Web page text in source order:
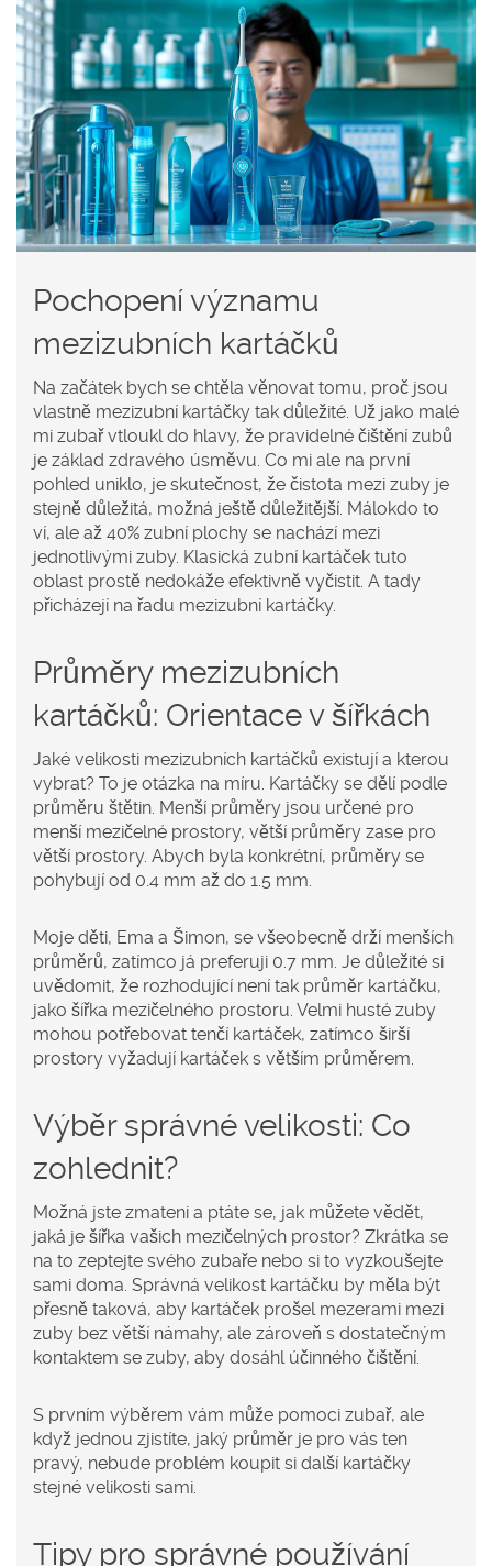
Pochopení významu
mezizubních kartáčků
Na začátek bych se chtěla věnovat tomu, proč jsou
vlastně mezizubní kartáčky tak důležité. Už jako malé
mi zubař vtloukl do hlavy, že pravidelné čištění zubů
je základ zdravého úsměvu. Co mi ale na první
pohled uniklo, je skutečnost, že čistota mezi zuby je
stejně důležitá, možná ještě důležitější. Málokdo to
ví, ale až 40% zubní plochy se nachází mezi
jednotlivými zuby. Klasická zubní kartáček tuto
oblast prostě nedokáže efektivně vyčistit. A tady
přicházejí na řadu mezizubní kartáčky.
Průměry mezizubních
kartáčků: Orientace v šířkách
Jaké velikosti mezizubních kartáčků existují a kterou
vybrat? To je otázka na míru. Kartáčky se dělí podle
průměru štětin. Menší průměry jsou určené pro
menší mezičelné prostory, větší průměry zase pro
větší prostory. Abych byla konkrétní, průměry se
pohybují od 0.4 mm až do 1.5 mm.
Moje děti, Ema a Šimon, se všeobecně drží menších
průměrů, zatímco já preferuji 0.7 mm. Je důležité si
uvědomit, že rozhodující není tak průměr kartáčku,
jako šířka mezičelného prostoru. Velmi husté zuby
mohou potřebovat tenčí kartáček, zatímco širší
prostory vyžadují kartáček s větším průměrem.
Výběr správné velikosti: Co
zohlednit?
Možná jste zmateni a ptáte se, jak můžete vědět,
jaká je šířka vašich mezičelných prostor? Zkrátka se
na to zeptejte svého zubaře nebo si to vyzkoušejte
sami doma. Správná velikost kartáčku by měla být
přesně taková, aby kartáček prošel mezerami mezi
zuby bez větší námahy, ale zároveň s dostatečným
kontaktem se zuby, aby dosáhl účinného čištění.
S prvním výběrem vám může pomoci zubař, ale
když jednou zjistíte, jaký průměr je pro vás ten
pravý, nebude problém koupit si další kartáčky
stejné velikosti sami.
Tipy pro správné používání